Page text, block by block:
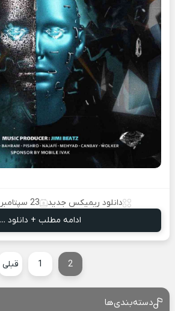
دانلود ریمیکس جدید 23 سپتامبر 2024
ادامه مطلب + دانلود ...
قبلی 1 2
دسته‌بندی‌ها